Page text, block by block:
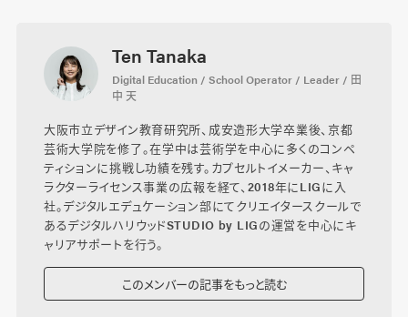
Ten Tanaka
Digital Education / School Operator / Leader / 田
中 天
大阪市立デザイン教育研究所、成安造形大学卒業後、京都
芸術大学院を修了。在学中は芸術学を中心に多くのコンペ
ティションに挑戦し功績を残す。カプセルトイメーカー、キャ
ラクターライセンス事業の広報を経て、2018年にLIGに入
社。デジタルエデュケーション部にてクリエイタースクールで
あるデジタルハリウッドSTUDIO by LIGの運営を中心にキ
ャリアサポートを行う。
このメンバーの記事をもっと読む